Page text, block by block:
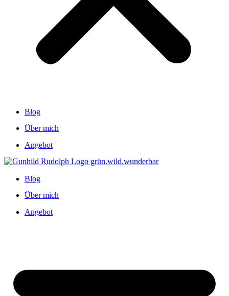
Blog
Über mich
Angebot
Blog
Über mich
Angebot